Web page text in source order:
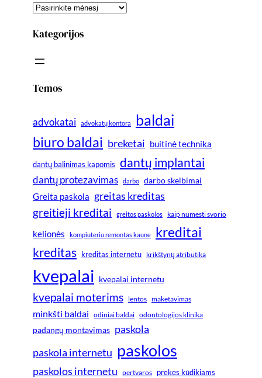
Kategorijos
Temos
advokatai advokatų kontora baldai
biuro baldai breketai buitinė technika
dantų balinimas kapomis dantų implantai
dantų protezavimas darbo darbo skelbimai
Greita paskola greitas kreditas
greitieji kreditai greitos paskolos kaip numesti svorio
kelionės kompiuteriu remontas kaune kreditai
kreditas kreditas internetu krikštynų atributika
kvepalai kvepalai internetu
kvepalai moterims lentos maketavimas
minkšti baldai odiniai baldai odontologijos klinika
padangų montavimas paskola
paskola internetu paskolos
paskolos internetu pertvaros prekės kūdikiams